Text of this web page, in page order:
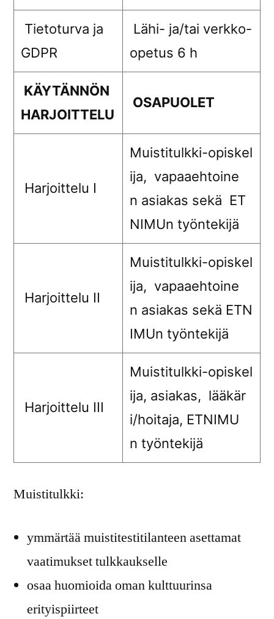
Tietoturva ja
GDPR
Lähi- ja/tai verkko-
opetus 6 h
KÄYTÄNNÖN
HARJOITTELU
OSAPUOLET
Harjoittelu I
Muistitulkki-opiskel
ija, vapaaehtoine
n asiakas sekä ET
NIMUn työntekijä
Harjoittelu II
Muistitulkki-opiskel
ija, vapaaehtoine
n asiakas sekä ETN
IMUn työntekijä
Harjoittelu III
Muistitulkki-opiskel
ija, asiakas, lääkär
i/hoitaja, ETNIMU
n työntekijä
Muistitulkki:
ymmärtää muistitestitilanteen asettamat
vaatimukset tulkkaukselle
osaa huomioida oman kulttuurinsa
erityispiirteet